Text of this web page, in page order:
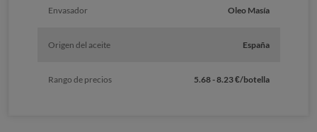
Envasador Oleo Masía
Origen del aceite España
Rango de precios 5.68 - 8.23 €/botella